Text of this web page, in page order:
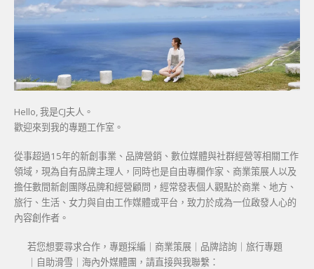
Hello, 我是CJ夫人。
歡迎來到我的專題工作室。
從事超過15年的新創事業、品牌營銷、數位媒體與社群經營等相關工作
領域，現為自有品牌主理人，同時也是自由專欄作家、商業策展人以及
擔任數間新創團隊品牌和經營顧問，經常發表個人觀點於商業、地方、
旅行、生活、女力與自由工作媒體或平台，致力於成為一位啟發人心的
內容創作者。
若您想要尋求合作，專題採編｜商業策展｜品牌諮詢｜旅行專題
｜自助滑雪｜海內外媒體團，請直接與我聯繫：